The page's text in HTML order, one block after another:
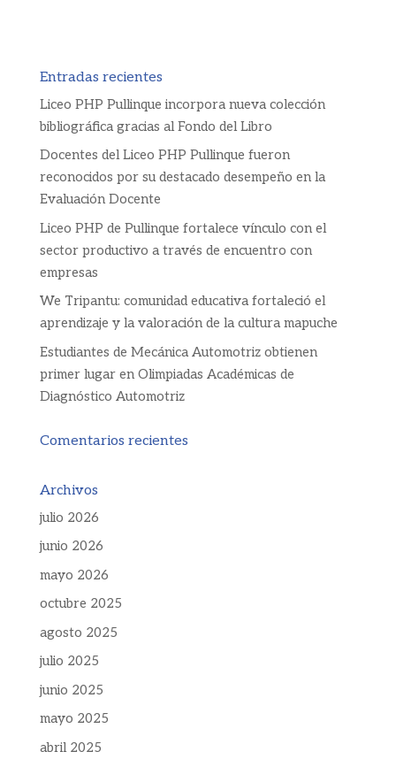
Entradas recientes
Liceo PHP Pullinque incorpora nueva colección
bibliográfica gracias al Fondo del Libro
Docentes del Liceo PHP Pullinque fueron
reconocidos por su destacado desempeño en la
Evaluación Docente
Liceo PHP de Pullinque fortalece vínculo con el
sector productivo a través de encuentro con
empresas
We Tripantu: comunidad educativa fortaleció el
aprendizaje y la valoración de la cultura mapuche
Estudiantes de Mecánica Automotriz obtienen
primer lugar en Olimpiadas Académicas de
Diagnóstico Automotriz
Comentarios recientes
Archivos
julio 2026
junio 2026
mayo 2026
octubre 2025
agosto 2025
julio 2025
junio 2025
mayo 2025
abril 2025